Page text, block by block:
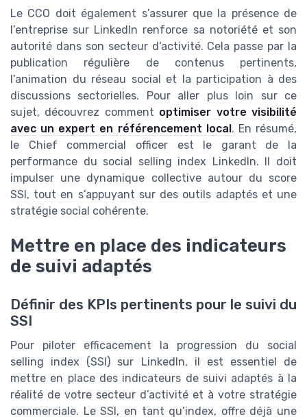
Le CCO doit également s’assurer que la présence de
l’entreprise sur LinkedIn renforce sa notoriété et son
autorité dans son secteur d’activité. Cela passe par la
publication régulière de contenus pertinents,
l’animation du réseau social et la participation à des
discussions sectorielles. Pour aller plus loin sur ce
sujet, découvrez comment optimiser votre visibilité
avec un expert en référencement local . En résumé,
le Chief commercial officer est le garant de la
performance du social selling index LinkedIn. Il doit
impulser une dynamique collective autour du score
SSI, tout en s’appuyant sur des outils adaptés et une
stratégie social cohérente.
Mettre en place des indicateurs
de suivi adaptés
Définir des KPIs pertinents pour le suivi du
SSI
Pour piloter efficacement la progression du social
selling index (SSI) sur LinkedIn, il est essentiel de
mettre en place des indicateurs de suivi adaptés à la
réalité de votre secteur d’activité et à votre stratégie
commerciale. Le SSI, en tant qu’index, offre déjà une